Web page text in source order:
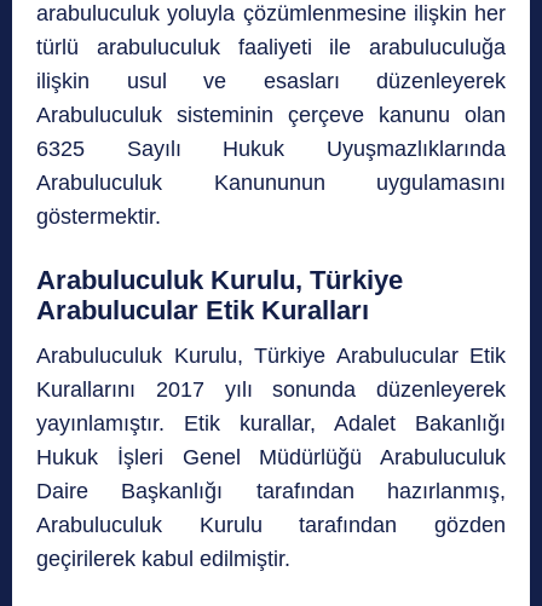
arabuluculuk yoluyla çözümlenmesine ilişkin her
türlü arabuluculuk faaliyeti ile arabuluculuğa
ilişkin usul ve esasları düzenleyerek
Arabuluculuk sisteminin çerçeve kanunu olan
6325 Sayılı Hukuk Uyuşmazlıklarında
Arabuluculuk Kanununun uygulamasını
göstermektir.
Arabuluculuk Kurulu, Türkiye
Arabulucular Etik Kuralları
Arabuluculuk Kurulu, Türkiye Arabulucular Etik
Kurallarını 2017 yılı sonunda düzenleyerek
yayınlamıştır. Etik kurallar, Adalet Bakanlığı
Hukuk İşleri Genel Müdürlüğü Arabuluculuk
Daire Başkanlığı tarafından hazırlanmış,
Arabuluculuk Kurulu tarafından gözden
geçirilerek kabul edilmiştir.